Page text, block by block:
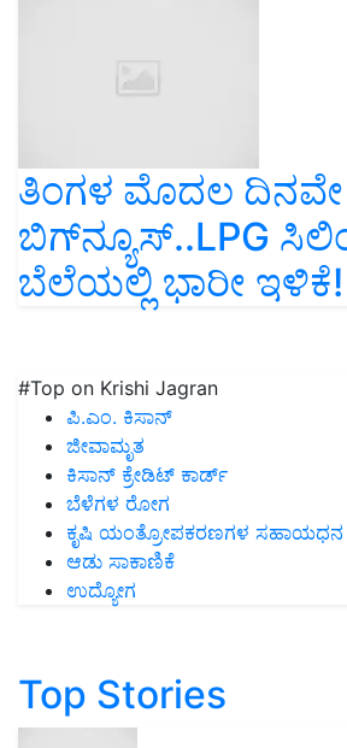
ತಿಂಗಳ ಮೊದಲ ದಿನವೇ
ಬಿಗ್‌ನ್ಯೂಸ್‌..LPG
ಬೆಲೆಯಲ್ಲಿ ಭಾರೀ ಇಳಿಕೆ!
#Top on Krishi Jagran
ಪಿ.ಎಂ. ಕಿಸಾನ್
ಜೀವಾಮೃತ
ಕಿಸಾನ್ ಕ್ರೇಡಿಟ್ ಕಾರ್ಡ್
ಬೆಳೆಗಳ ರೋಗ
ಕೃಷಿ ಯಂತ್ರೋಪಕರಣಗಳ ಸಹಾಯಧನ
ಆಡು ಸಾಕಾಣಿಕೆ
ಉದ್ಯೋಗ
Top Stories